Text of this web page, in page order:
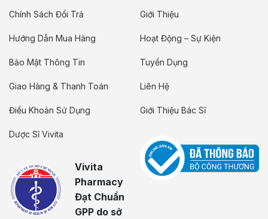
Chính Sách Đổi Trả
Hướng Dẫn Mua Hàng
Bảo Mật Thông Tin
Giao Hàng & Thanh Toán
Điều Khoản Sử Dụng
Dược Sĩ Vivita
Vivita
Pharmacy
Đạt Chuẩn
GPP do sở
Giới Thiệu
Hoạt Động – Sự Kiện
Tuyển Dụng
Liên Hệ
Giới Thiệu Bác Sĩ